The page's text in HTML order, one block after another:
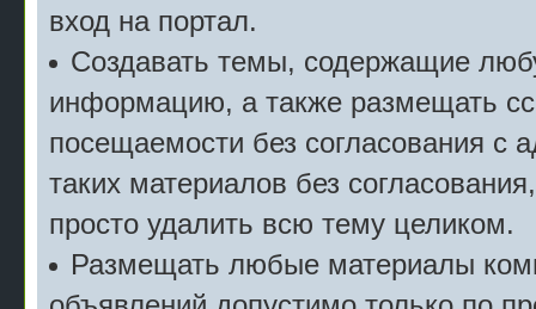
вход на портал.
Создавать темы, содержащие
информацию, а также размещать
посещаемости без согласования с
таких материалов без
просто удалить всю тему целиком.
Размещать любые материалы